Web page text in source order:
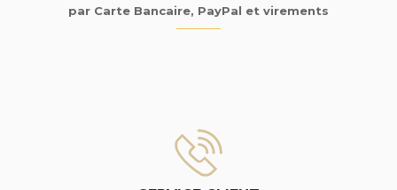
par Carte Bancaire, PayPal et virements